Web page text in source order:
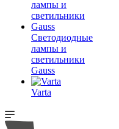
Светодиодные
лампы и
светильники
Gauss
Varta